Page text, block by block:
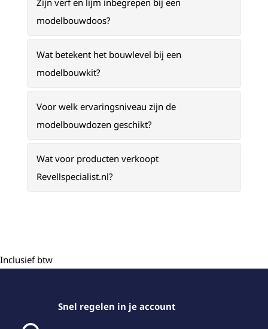
Zijn verf en lijm inbegrepen bij een
modelbouwdoos?
Wat betekent het bouwlevel bij een
modelbouwkit?
Voor welk ervaringsniveau zijn de
modelbouwdozen geschikt?
Wat voor producten verkoopt
Revellspecialist.nl?
Inclusief btw
Snel regelen in je account